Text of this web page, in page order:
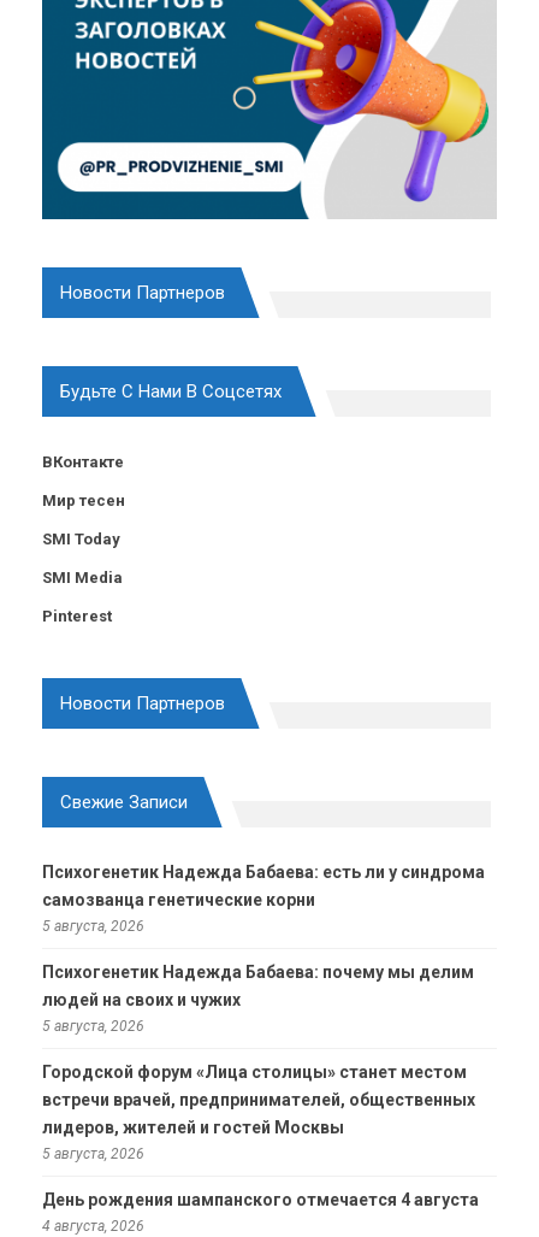
Новости Партнеров
Будьте С Нами В Соцсетях
ВКонтакте
Мир тесен
SMI Today
SMI Media
Pinterest
Новости Партнеров
Свежие Записи
Психогенетик Надежда Бабаева: есть ли у синдрома
самозванца генетические корни
5 августа, 2026
Психогенетик Надежда Бабаева: почему мы делим
людей на своих и чужих
5 августа, 2026
Городской форум «Лица столицы» станет местом
встречи врачей, предпринимателей, общественных
лидеров, жителей и гостей Москвы
5 августа, 2026
День рождения шампанского отмечается 4 августа
4 августа, 2026